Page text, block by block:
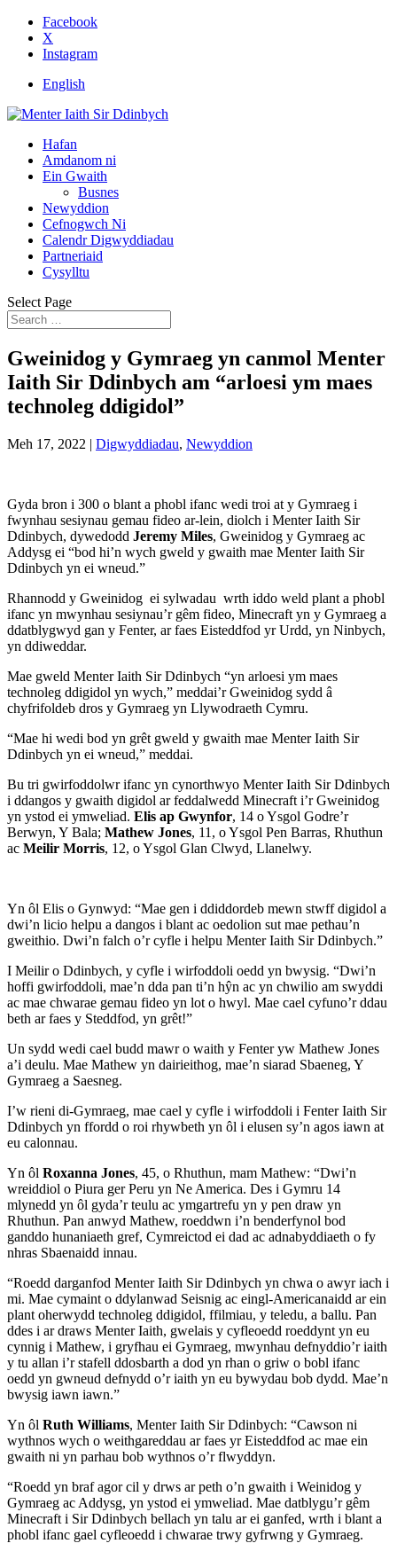
Facebook
X
Instagram
English
Hafan
Amdanom ni
Ein Gwaith
Busnes
Newyddion
Cefnogwch Ni
Calendr Digwyddiadau
Partneriaid
Cysylltu
Select Page
Gweinidog y Gymraeg yn canmol Menter
Iaith Sir Ddinbych am “arloesi ym maes
technoleg ddigidol”
Meh 17, 2022 | Digwyddiadau, Newyddion
Gyda bron i 300 o blant a phobl ifanc wedi troi at y Gymraeg i
fwynhau sesiynau gemau fideo ar-lein, diolch i Menter Iaith Sir
Ddinbych, dywedodd Jeremy Miles, Gweinidog y Gymraeg ac
Addysg ei “bod hi’n wych gweld y gwaith mae Menter Iaith Sir
Ddinbych yn ei wneud.”
Rhannodd y Gweinidog ei sylwadau wrth iddo weld plant a phobl
ifanc yn mwynhau sesiynau’r gêm fideo, Minecraft yn y Gymraeg a
ddatblygwyd gan y Fenter, ar faes Eisteddfod yr Urdd, yn Ninbych,
yn ddiweddar.
Mae gweld Menter Iaith Sir Ddinbych “yn arloesi ym maes
technoleg ddigidol yn wych,” meddai’r Gweinidog sydd â
chyfrifoldeb dros y Gymraeg yn Llywodraeth Cymru.
“Mae hi wedi bod yn grêt gweld y gwaith mae Menter Iaith Sir
Ddinbych yn ei wneud,” meddai.
Bu tri gwirfoddolwr ifanc yn cynorthwyo Menter Iaith Sir Ddinbych
i ddangos y gwaith digidol ar feddalwedd Minecraft i’r Gweinidog
yn ystod ei ymweliad. Elis ap Gwynfor, 14 o Ysgol Godre’r
Berwyn, Y Bala; Mathew Jones, 11, o Ysgol Pen Barras, Rhuthun
ac Meilir Morris, 12, o Ysgol Glan Clwyd, Llanelwy.
Yn ôl Elis o Gynwyd: “Mae gen i ddiddordeb mewn stwff digidol a
dwi’n licio helpu a dangos i blant ac oedolion sut mae pethau’n
gweithio. Dwi’n falch o’r cyfle i helpu Menter Iaith Sir Ddinbych.”
I Meilir o Ddinbych, y cyfle i wirfoddoli oedd yn bwysig. “Dwi’n
hoffi gwirfoddoli, mae’n dda pan ti’n hŷn ac yn chwilio am swyddi
ac mae chwarae gemau fideo yn lot o hwyl. Mae cael cyfuno’r ddau
beth ar faes y Steddfod, yn grêt!”
Un sydd wedi cael budd mawr o waith y Fenter yw Mathew Jones
a’i deulu. Mae Mathew yn dairieithog, mae’n siarad Sbaeneg, Y
Gymraeg a Saesneg.
I’w rieni di-Gymraeg, mae cael y cyfle i wirfoddoli i Fenter Iaith Sir
Ddinbych yn ffordd o roi rhywbeth yn ôl i elusen sy’n agos iawn at
eu calonnau.
Yn ôl Roxanna Jones, 45, o Rhuthun, mam Mathew: “Dwi’n
wreiddiol o Piura ger Peru yn Ne America. Des i Gymru 14
mlynedd yn ôl gyda’r teulu ac ymgartrefu yn y pen draw yn
Rhuthun. Pan anwyd Mathew, roeddwn i’n benderfynol bod
ganddo hunaniaeth gref, Cymreictod ei dad ac adnabyddiaeth o fy
nhras Sbaenaidd innau.
“Roedd darganfod Menter Iaith Sir Ddinbych yn chwa o awyr iach i
mi. Mae cymaint o ddylanwad Seisnig ac eingl-Americanaidd ar ein
plant oherwydd technoleg ddigidol, ffilmiau, y teledu, a ballu. Pan
ddes i ar draws Menter Iaith, gwelais y cyfleoedd roeddynt yn eu
cynnig i Mathew, i gryfhau ei Gymraeg, mwynhau defnyddio’r iaith
y tu allan i’r stafell ddosbarth a dod yn rhan o griw o bobl ifanc
oedd yn gwneud defnydd o’r iaith yn eu bywydau bob dydd. Mae’n
bwysig iawn iawn.”
Yn ôl Ruth Williams, Menter Iaith Sir Ddinbych: “Cawson ni
wythnos wych o weithgareddau ar faes yr Eisteddfod ac mae ein
gwaith ni yn parhau bob wythnos o’r flwyddyn.
“Roedd yn braf agor cil y drws ar peth o’n gwaith i Weinidog y
Gymraeg ac Addysg, yn ystod ei ymweliad. Mae datblygu’r gêm
Minecraft i Sir Ddinbych bellach yn talu ar ei ganfed, wrth i blant a
phobl ifanc gael cyfleoedd i chwarae trwy gyfrwng y Gymraeg.